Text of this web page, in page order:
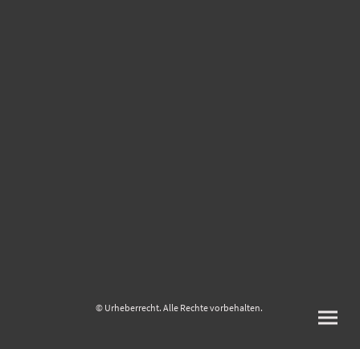
© Urheberrecht. Alle Rechte vorbehalten.